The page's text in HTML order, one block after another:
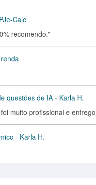
Calc
recomendo."
questões de IA - Karla H.
muito profissional e
- Karla H.